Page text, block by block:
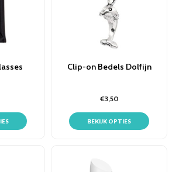
Clip-on Bedels Dolfijn
€3,50
BEKIJK OPTIES